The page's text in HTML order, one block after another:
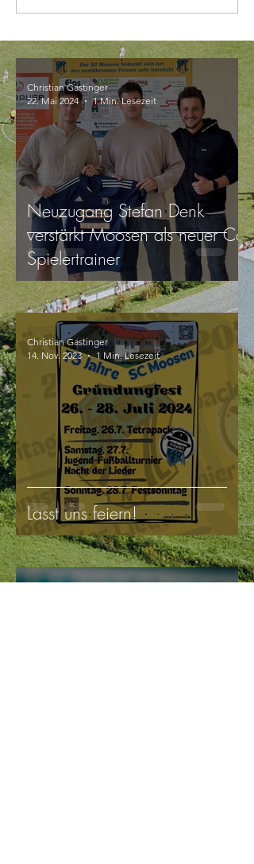
Neuzugang Stefan Denk
verstärkt Moosen als neuer Co-
Spielertrainer
Christian Gastinger
22. Mai 2024
1 Min. Lesezeit
Lasst uns feiern!
Christian Gastinger
14. Nov. 2023
1 Min. Lesezeit